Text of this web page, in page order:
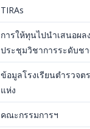
TIRAs
การให้ทุนไปนำเสนอผล
ประชุมวิชาการระดับช
ข้อมูลโรงเรียนตำรวจต
แห่ง
คณะกรรมการฯ